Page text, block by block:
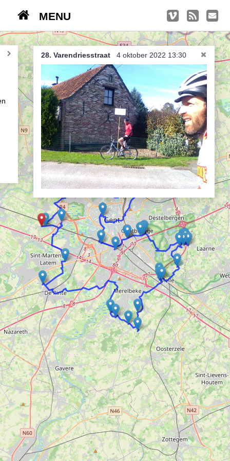
MENU
TRIPS
Kasseien
België / Duitsland / Nederland
Hoogtepunten
Soeperlange tocht
Afleveringen
Bounding Boxes
Ambiance, ambiance, ambiance
De groetjes terug
Doelloos
Ronde Van Flandriën
Dhr. Dries
Schapentocht
Het lossen van de kunst
Kerkstraten
7 rollen van Steven Seagal
Dodentocht
Redelijk slecht weer
In vogelvlucht
28. Varendriesstraat 4 oktober 2022 13:30